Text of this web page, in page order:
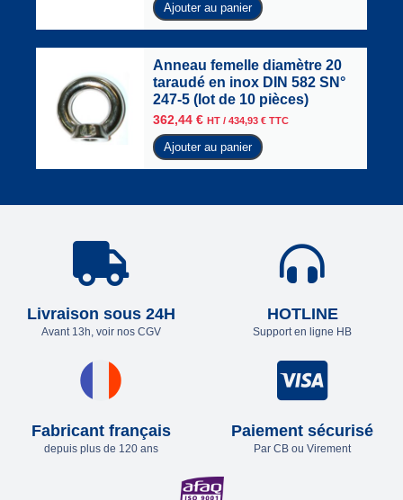
Ajouter au panier
Anneau femelle diamètre 20
taraudé en inox DIN 582 SN°
247-5 (lot de 10 pièces)
362,44 € HT / 434,93 € TTC
Ajouter au panier
Livraison sous 24H
Avant 13h, voir nos CGV
HOTLINE
Support en ligne HB
Fabricant français
depuis plus de 120 ans
Paiement sécurisé
Par CB ou Virement